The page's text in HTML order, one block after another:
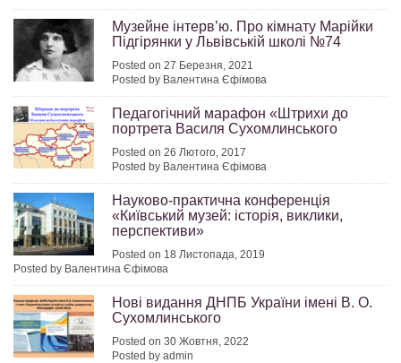
Музейне інтерв’ю. Про кімнату Марійки
Підгірянки у Львівській школі №74
Posted on 27 Березня, 2021
Posted by Валентина Єфімова
Педагогічний марафон «Штрихи до
портрета Василя Сухомлинського
Posted on 26 Лютого, 2017
Posted by Валентина Єфімова
Науково-практична конференція
«Київський музей: історія, виклики,
перспективи»
Posted on 18 Листопада, 2019
Posted by Валентина Єфімова
Нові видання ДНПБ України імені В. О.
Сухомлинського
Posted on 30 Жовтня, 2022
Posted by admin